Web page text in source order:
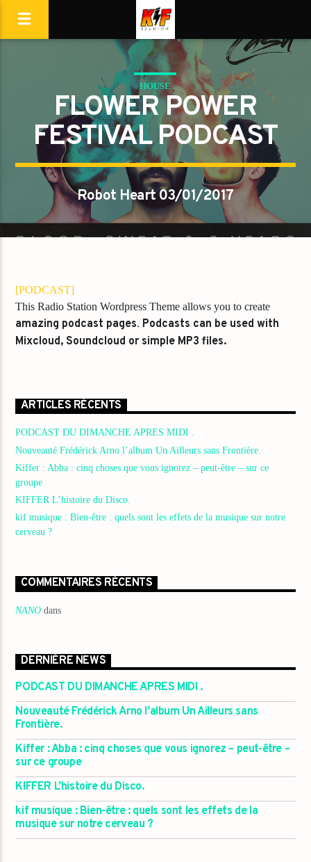
HOUSE
FLOWER POWER
FESTIVAL PODCAST
Robot Heart 03/01/2017
[PODCAST]
This Radio Station Wordpress Theme allows you to create
amazing podcast pages. Podcasts can be used with
Mixcloud, Soundcloud or simple MP3 files.
ARTICLES RÉCENTS
PODCAST DU DIMANCHE APRES MIDI .
Nouveauté Frédérick Arno l’album Un Ailleurs sans Frontière.
Kiffer : Abba : cinq choses que vous ignorez – peut-être – sur ce
groupe
KIFFER L’histoire du Disco.
kif musique : Bien-être : quels sont les effets de la musique sur notre
cerveau ?
COMMENTAIRES RÉCENTS
NANO dans
DERNIÈRE NEWS
PODCAST DU DIMANCHE APRES MIDI .
Nouveauté Frédérick Arno l’album Un Ailleurs sans
Frontière.
Kiffer : Abba : cinq choses que vous ignorez – peut-être –
sur ce groupe
KIFFER L’histoire du Disco.
kif musique : Bien-être : quels sont les effets de la
musique sur notre cerveau ?